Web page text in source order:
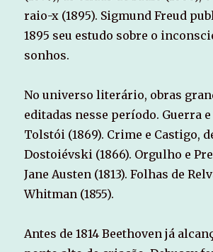
raio-x (1895). Sigmund Freud
1895 seu estudo sobre o
sonhos.
No universo literário, obras
editadas nesse período. Guerra e
Tolstói (1869). Crime e Castigo,
Dostoiévski (1866). Orgulho e
Jane Austen (1813). Folhas de
Whitman (1855).
Antes de 1814 Beethoven já